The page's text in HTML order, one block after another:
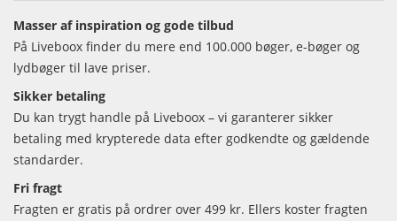
Masser af inspiration og gode tilbud
På Liveboox finder du mere end 100.000 bøger, e-bøger og
lydbøger til lave priser.
Sikker betaling
Du kan trygt handle på Liveboox – vi garanterer sikker
betaling med krypterede data efter godkendte og gældende
standarder.
Fri fragt
Fragten er gratis på ordrer over 499 kr. Ellers koster fragten